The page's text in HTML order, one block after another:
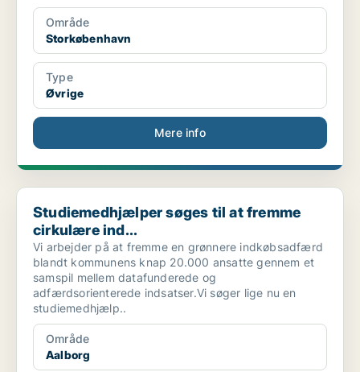
Område
Storkøbenhavn
Type
Øvrige
Mere info
Studiemedhjælper søges til at fremme cirkulære ind...
Studiemedhjælper søges til at fremme
cirkulære ind...
Vi arbejder på at fremme en grønnere indkøbsadfærd
blandt kommunens knap 20.000 ansatte gennem et
samspil mellem datafunderede og
adfærdsorienterede indsatser.Vi søger lige nu en
studiemedhjælp..
Område
Aalborg